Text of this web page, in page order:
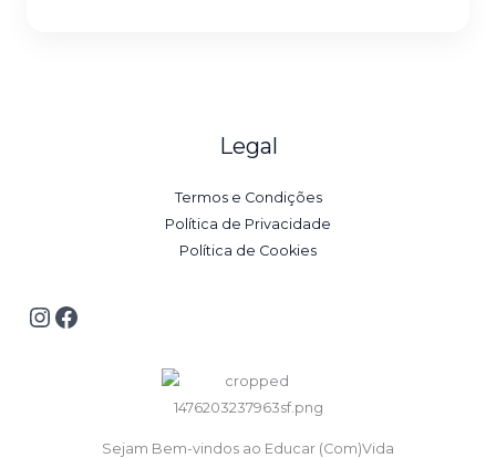
Legal
Termos e Condições
Política de Privacidade
Política de Cookies
Sejam Bem-vindos ao Educar (Com)Vida